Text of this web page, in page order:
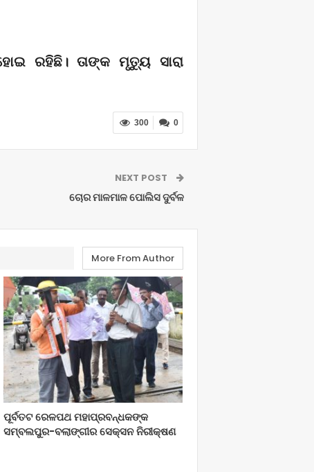
ରହିଛି। ତାଙ୍କ ମୃତ୍ୟୁ ସାରା
0
300
NEXT POST
ଚୋର ମାଳମାଳ ପୋଲିସ ଦୁର୍ବଳ
More From Author
ପୂର୍ବତଟ ରେଳପଥ ମହାପ୍ରବନ୍ଧକଙ୍କ
ସମ୍ବଲପୁର-ବଲାଙ୍ଗୀର ସେକ୍ସନ ନିରୀକ୍ଷଣ